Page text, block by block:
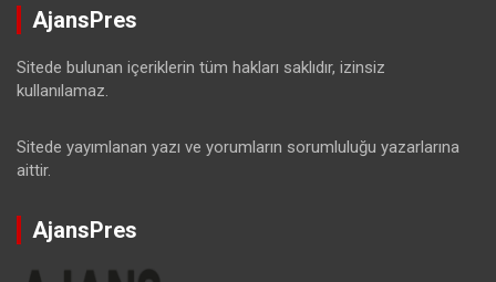
AjansPres
Sitede bulunan içeriklerin tüm hakları saklıdır, izinsiz
kullanılamaz.
Sitede yayımlanan yazı ve yorumların sorumluluğu yazarlarına
aittir.
AjansPres